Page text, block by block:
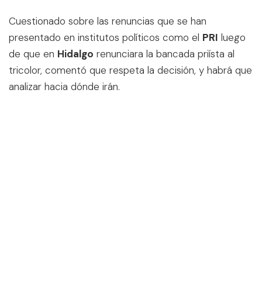
Cuestionado sobre las renuncias que se han
presentado en institutos políticos como el PRI luego
de que en Hidalgo renunciara la bancada priísta al
tricolor, comentó que respeta la decisión, y habrá que
analizar hacia dónde irán.